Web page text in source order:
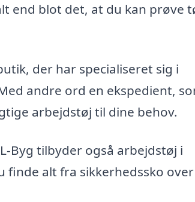
end blot det, at du kan prøve
der har specialiseret sig i
andre ord en ekspedient,
arbejdstøj til dine behov.
Byg tilbyder også arbejdstøj i
finde alt fra sikkerhedssko over